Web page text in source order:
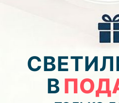
В
До конца акции:
03 07 11
дней часов мин.
Подробнее об акции >>
В